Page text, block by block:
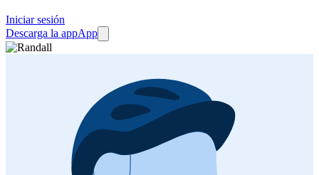
Iniciar sesión
Descarga la appApp